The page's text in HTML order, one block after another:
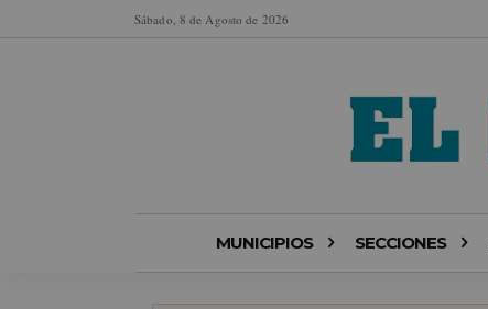
Sábado, 8 de Agosto de 2026
MUNICIPIOS SECCIONES